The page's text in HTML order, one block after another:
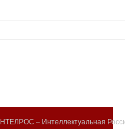
– Интеллектуальная